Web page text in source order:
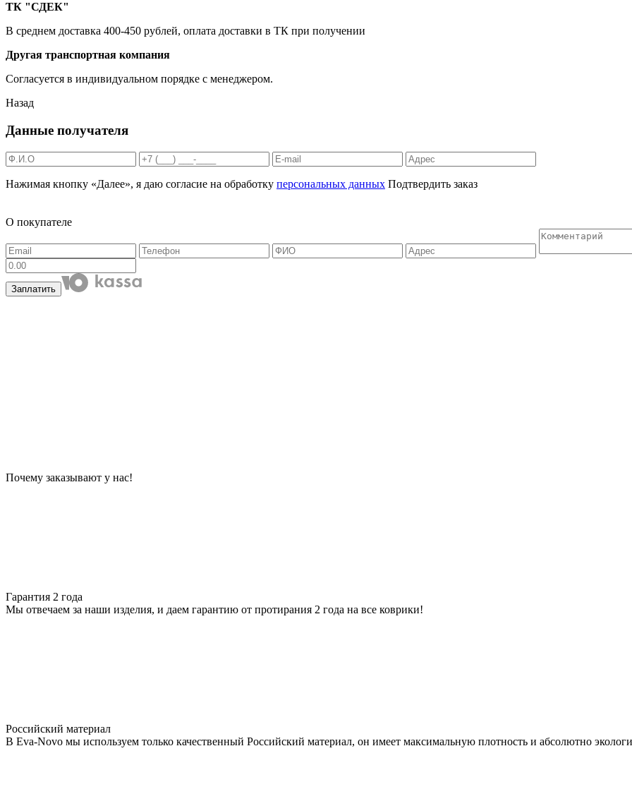
ТК "СДЕК"
В среднем доставка 400-450 рублей, оплата доставки в ТК при получении
Другая транспортная компания
Согласуется в индивидуальном порядке с менеджером.
Назад
Данные получателя
Нажимая кнопку «Далее», я даю согласие на обработку персональных данных Подтвердить заказ
О покупателе
Заплатить
Почему заказывают у нас!
Гарантия 2 года
Мы отвечаем за наши изделия, и даем гарантию от протирания 2 года на все коврики!
Российский материал
В Eva-Novo мы используем только качественный Российский материал, он имеет максимальную плотность и абсолютно